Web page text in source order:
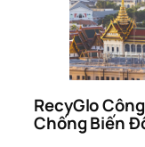
RecyGlo
Chống Biến